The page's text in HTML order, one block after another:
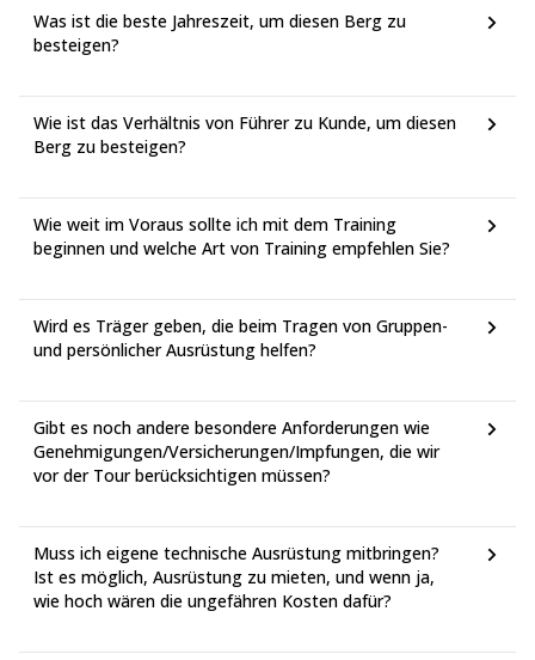
Bis zu 3 Kunden: 1 Führer für die gesamte Expedition 4 Kunden:
1 Führer für die gesamte Expedition + 1 Assistent für Basislager-
3 Führer für die gesamte Expedition
a) Kleidung: Leichte lange Unterwäsche. Expedition Gewicht
lange Unterwäsche. Fleecejacke. Fleecehose. Parka. Jacke.
Wasserdicht/atmungsaktiv. Windhose. Wasserdicht/atmungsaktiv.
Skimütze. Stirnlampe. Gletscherbrille.
c) Hände: Synthetische Handschuhe. Fäustlinge. Gore-Tex-
Überhandschuhe.
Kletterdoppel- (oder dreifach) Plastik- oder Synthetikstiefel.
Gamaschen. Wollsocken. Liner-Socken.
e) Kletterausrüstung: Eispickel. Steigeisen. Skistöcke.
f) Camping: Rucksack. -20°C Schlafsack. Ridge Rest
Pee-Trichter (für Frauen). Sonnencreme. Lippenbalsam.
Persönliches Erste-Hilfe-Set.
g) Reisen: Große Reisetasche mit Schloss. Kleinere Reisetasche
Was ist die beste Jahreszeit, um diesen Berg zu
besteigen?
Wie ist das Verhältnis von Führer zu Kunde, um diesen
Berg zu besteigen?
Wie weit im Voraus sollte ich mit dem Training
beginnen und welche Art von Training empfehlen Sie?
Wird es Träger geben, die beim Tragen von Gruppen-
und persönlicher Ausrüstung helfen?
Gibt es noch andere besondere Anforderungen wie
Genehmigungen/Versicherungen/Impfungen, die wir
vor der Tour berücksichtigen müssen?
Muss ich eigene technische Ausrüstung mitbringen?
Ist es möglich, Ausrüstung zu mieten, und wenn ja,
wie hoch wären die ungefähren Kosten dafür?